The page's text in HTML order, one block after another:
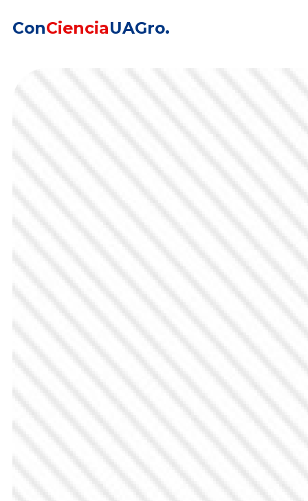
ConCienciaUAGro.